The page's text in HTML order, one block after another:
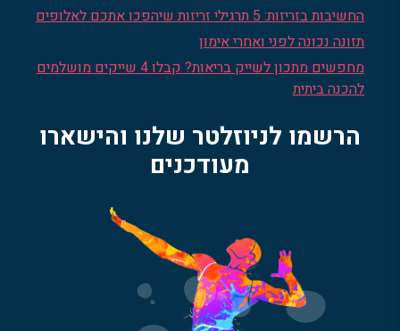
החשיבות בזריזות: 5 תרגילי זריזות שיהפכו אתכם לאלופים
תזונה נכונה לפני ואחרי אימון
מחפשים מתכון לשייק בריאות? קבלו 4 שייקים מושלמים
להכנה ביתית
הרשמו לניוזלטר שלנו והישארו
מעודכנים